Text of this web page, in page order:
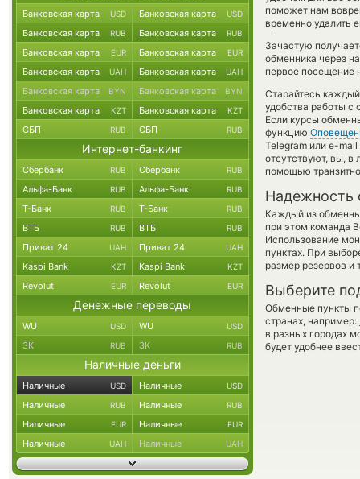
поможет нам
временно удалить
Зачастую
обменника через
первое посещение
Старайтесь
удобства работы с
Если курсы
функцию
Telegram или e-
отсутствуют, вы,
помощью
Надежность
Каждый из
при этом команда
Использование
пунктах. При
размер резервов и
Выберите
Обменные пункты
странах, например:
в разных городах
будет удобнее
Банковская карта USD Банковская карта USD
Банковская карта RUB Банковская карта RUB
Банковская карта EUR Банковская карта EUR
Банковская карта UAH Банковская карта UAH
Банковская карта BYN Банковская карта BYN
Банковская карта KZT Банковская карта KZT
СБП RUB СБП RUB
Интернет-банкинг
Сбербанк RUB Сбербанк RUB
Альфа-Банк RUB Альфа-Банк RUB
Т-Банк RUB Т-Банк RUB
ВТБ RUB ВТБ RUB
Приват 24 UAH Приват 24 UAH
Kaspi Bank KZT Kaspi Bank KZT
Revolut EUR Revolut EUR
Денежные переводы
WU USD WU USD
ЗК RUB ЗК RUB
Наличные деньги
Наличные USD Наличные USD
Наличные RUB Наличные RUB
Наличные EUR Наличные EUR
Наличные UAH Наличные UAH